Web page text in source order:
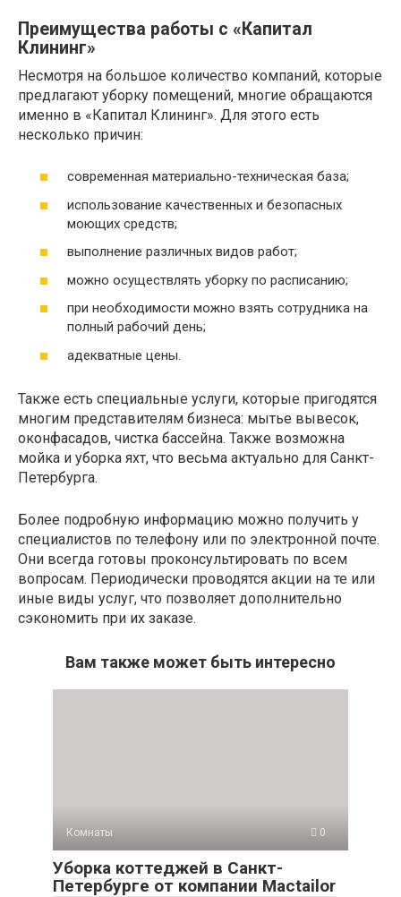
Преимущества работы с «Капитал
Клининг»
Несмотря на большое количество компаний, которые
предлагают уборку помещений, многие обращаются
именно в «Капитал Клининг». Для этого есть
несколько причин:
современная материально-техническая база;
использование качественных и безопасных
моющих средств;
выполнение различных видов работ;
можно осуществлять уборку по расписанию;
при необходимости можно взять сотрудника на
полный рабочий день;
адекватные цены.
Также есть специальные услуги, которые пригодятся
многим представителям бизнеса: мытье вывесок,
оконфасадов, чистка бассейна. Также возможна
мойка и уборка яхт, что весьма актуально для Санкт-
Петербурга.
Более подробную информацию можно получить у
специалистов по телефону или по электронной почте.
Они всегда готовы проконсультировать по всем
вопросам. Периодически проводятся акции на те или
иные виды услуг, что позволяет дополнительно
сэкономить при их заказе.
Вам также может быть интересно
Комнаты 0
Уборка коттеджей в Санкт-
Петербурге от компании Mactailor